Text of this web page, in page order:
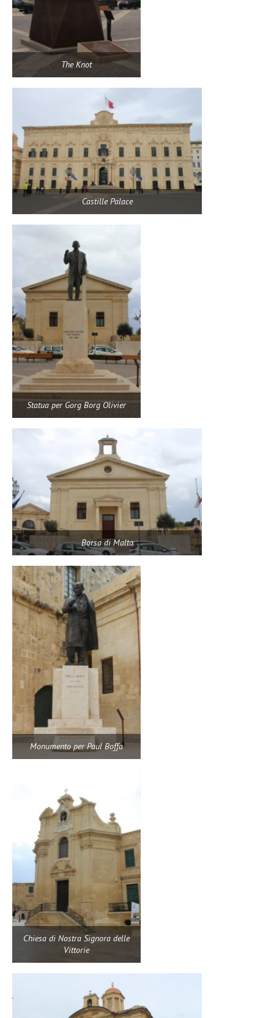
The Knot
Castille Palace
Statua per Gorg Borg Olivier
Borsa di Malta
Monumento per Paul Boffa
Chiesa di Nostra Signora delle
Vittorie